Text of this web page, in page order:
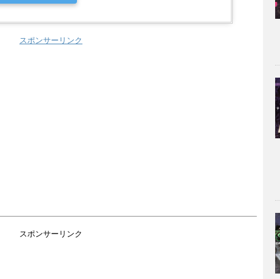
スポンサーリンク
スポンサーリンク